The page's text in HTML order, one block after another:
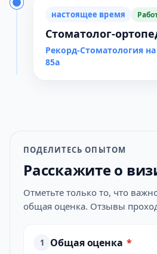
настоящее время
Стоматолог-
Рекорд-Стоматология
85а
ПОДЕЛИТЕСЬ ОПЫТОМ
Расскажите о
Отметьте только то, что
общая оценка. Отзывы
1 Общая оценка *